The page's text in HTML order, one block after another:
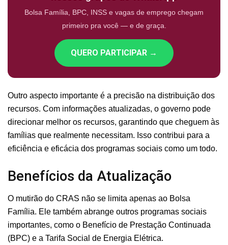
Bolsa Família, BPC, INSS e vagas de emprego chegam
primeiro pra você — e de graça.
QUERO PARTICIPAR →
Outro aspecto importante é a precisão na distribuição dos
recursos. Com informações atualizadas, o governo pode
direcionar melhor os recursos, garantindo que cheguem às
famílias que realmente necessitam. Isso contribui para a
eficiência e eficácia dos programas sociais como um todo.
Benefícios da Atualização
O mutirão do CRAS não se limita apenas ao Bolsa
Família. Ele também abrange outros programas sociais
importantes, como o Benefício de Prestação Continuada
(BPC) e a Tarifa Social de Energia Elétrica.